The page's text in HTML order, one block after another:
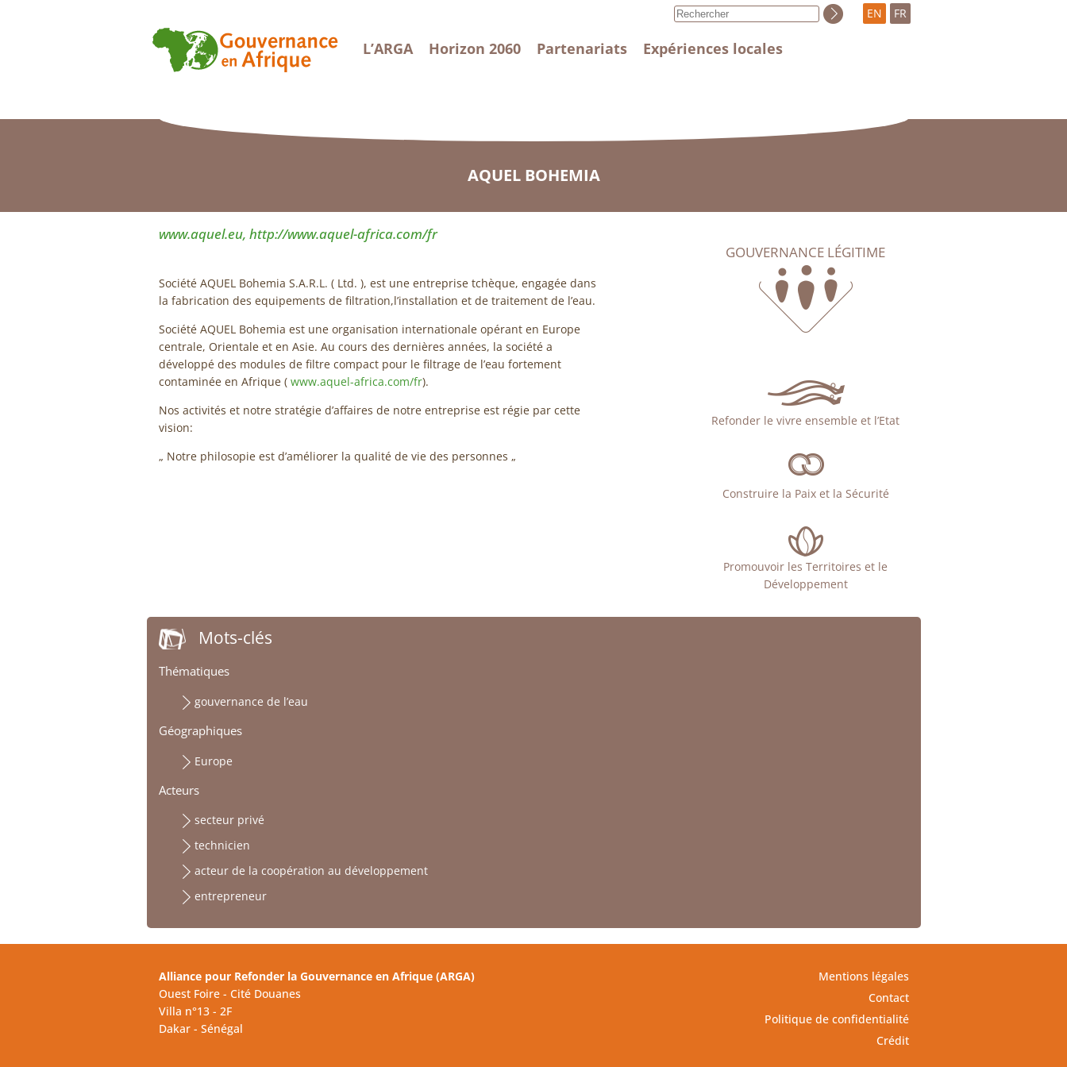
L’ARGA Horizon 2060 Partenariats Expériences locales
EN FR
AQUEL BOHEMIA
www.aquel.eu, http://www.aquel-africa.com/fr
Société AQUEL Bohemia S.A.R.L. ( Ltd. ), est une entreprise tchèque, engagée dans
la fabrication des equipements de filtration,l’installation et de traitement de l’eau.
Société AQUEL Bohemia est une organisation internationale opérant en Europe
centrale, Orientale et en Asie. Au cours des dernières années, la société a
développé des modules de filtre compact pour le filtrage de l’eau fortement
contaminée en Afrique ( www.aquel-africa.com/fr).
Nos activités et notre stratégie d’affaires de notre entreprise est régie par cette
vision:
„ Notre philosopie est d’améliorer la qualité de vie des personnes „
GOUVERNANCE LÉGITIME
Refonder le vivre ensemble et l’Etat
Construire la Paix et la Sécurité
Promouvoir les Territoires et le
Développement
Mots-clés
Thématiques
gouvernance de l’eau
Géographiques
Europe
Acteurs
secteur privé
technicien
acteur de la coopération au développement
entrepreneur
Alliance pour Refonder la Gouvernance en Afrique (ARGA)
Ouest Foire - Cité Douanes
Villa n°13 - 2F
Dakar - Sénégal
Mentions légales
Contact
Politique de confidentialité
Crédit